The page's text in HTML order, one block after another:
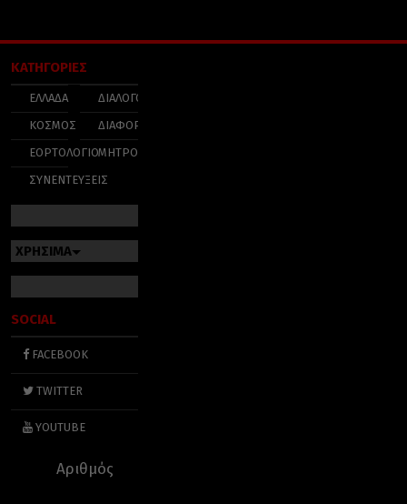
ΚΑΤΗΓΟΡΙΕΣ
ΕΛΛΑΔΑ
ΚΟΣΜΟΣ
ΕΟΡΤΟΛΟΓΙΟ
ΣΥΝΕΝΤΕΥΞΕΙΣ
ΔΙΑΛΟΓΟΣ
ΔΙΑΦΟΡΑ
ΜΗΤΡΟΠΟΛΕΙΣ
ΧΡΗΣΙΜΑ
SOCIAL
FACEBOOK
TWITTER
YOUTUBE
Αριθμός